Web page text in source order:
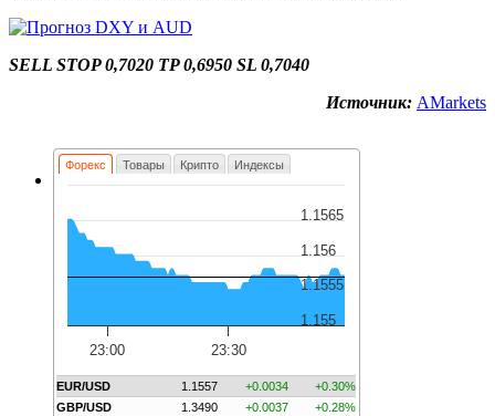
SELL STOP 0,7020 TP 0,6950 SL 0,7040
Источник: AMarkets
Форекс Товары Крипто Индексы
23:00 23:30
1.155
1.1555
1.156
1.1565
EUR/USD 1.1557 +0.0034
+0.30%
GBP/USD
1.3490 +0.0037
+0.28%